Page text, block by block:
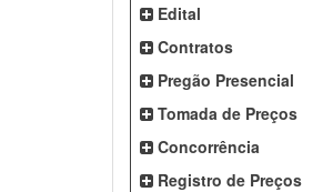
Edital
Contratos
Pregão Presencial
Tomada de Preços
Concorrência
Registro de Preços